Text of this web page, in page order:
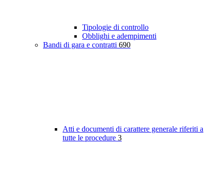
Tipologie di controllo
Obblighi e adempimenti
Bandi di gara e contratti 690
Atti e documenti di carattere generale riferiti a
tutte le procedure 3